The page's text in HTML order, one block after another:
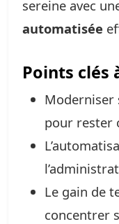
sereine avec
automatisée
Points clés
Moderniser
pour rester
Le gain de
concentrer